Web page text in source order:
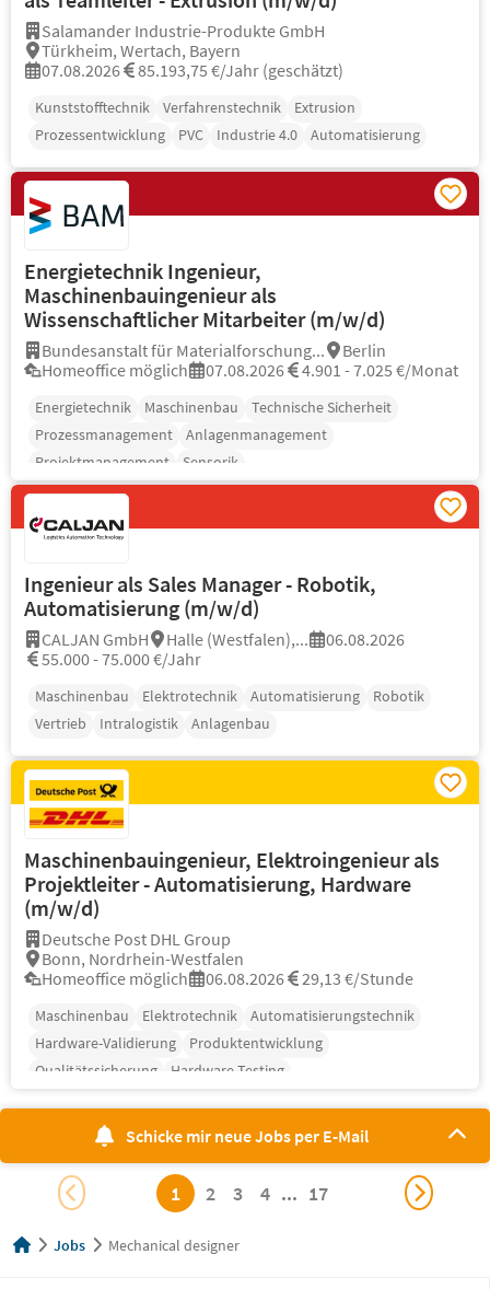
Salamander Industrie-Produkte GmbH
Türkheim, Wertach, Bayern
07.08.2026
85.193,75 €/Jahr (geschätzt)
Kunststofftechnik Verfahrenstechnik
Extrusion
Prozessentwicklung
PVC Industrie 4.0 Automatisierung
Energietechnik Ingenieur,
Maschinenbauingenieur als
Wissenschaftlicher Mitarbeiter (m/w/d)
Bundesanstalt für Materialforschung...
Berlin
Homeoffice möglich
07.08.2026 4.901 - 7.025 €/Monat
Energietechnik Maschinenbau
Technische Sicherheit
Prozessmanagement
Anlagenmanagement
Projektmanagement
Sensorik
Ingenieur als Sales Manager - Robotik,
Automatisierung (m/w/d)
CALJAN GmbH Halle (Westfalen),...
06.08.2026
55.000 - 75.000 €/Jahr
Maschinenbau Elektrotechnik Automatisierung
Robotik
Vertrieb
Intralogistik Anlagenbau
Maschinenbauingenieur, Elektroingenieur als
Projektleiter - Automatisierung, Hardware
(m/w/d)
Deutsche Post DHL Group
Bonn, Nordrhein-Westfalen
Homeoffice möglich
06.08.2026 29,13 €/Stunde
Maschinenbau Elektrotechnik
Automatisierungstechnik
Hardware-Validierung
Produktentwicklung
Qualitätssicherung
Hardware-Testing
Schicke mir neue Jobs per E-Mail
1 2 3 4 ... 17
Jobs Mechanical designer